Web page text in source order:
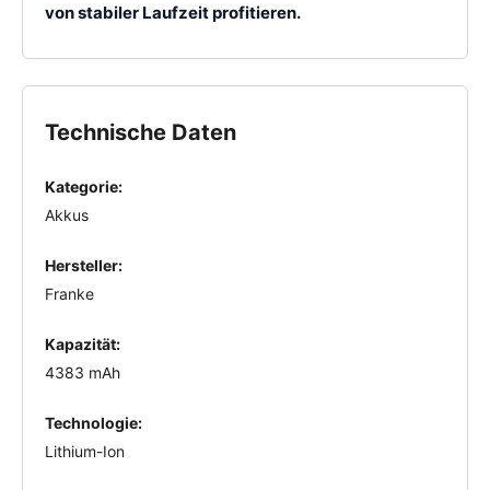
von stabiler Laufzeit profitieren.
Technische Daten
Kategorie:
Akkus
Hersteller:
Franke
Kapazität:
4383 mAh
Technologie:
Lithium-Ion